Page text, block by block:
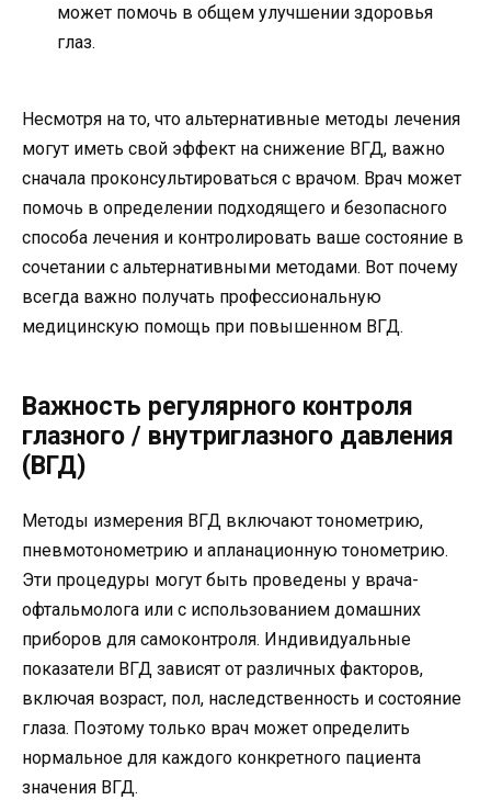
может помочь в общем улучшении здоровья
глаз.
Несмотря на то, что альтернативные методы лечения
могут иметь свой эффект на снижение ВГД, важно
сначала проконсультироваться с врачом. Врач может
помочь в определении подходящего и безопасного
способа лечения и контролировать ваше состояние в
сочетании с альтернативными методами. Вот почему
всегда важно получать профессиональную
медицинскую помощь при повышенном ВГД.
Важность регулярного контроля
глазного / внутриглазного давления
(ВГД)
Методы измерения ВГД включают тонометрию,
пневмотонометрию и апланационную тонометрию.
Эти процедуры могут быть проведены у врача-
офтальмолога или с использованием домашних
приборов для самоконтроля. Индивидуальные
показатели ВГД зависят от различных факторов,
включая возраст, пол, наследственность и состояние
глаза. Поэтому только врач может определить
нормальное для каждого конкретного пациента
значения ВГД.